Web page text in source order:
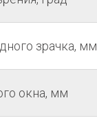
зрачка, мм
окна, мм